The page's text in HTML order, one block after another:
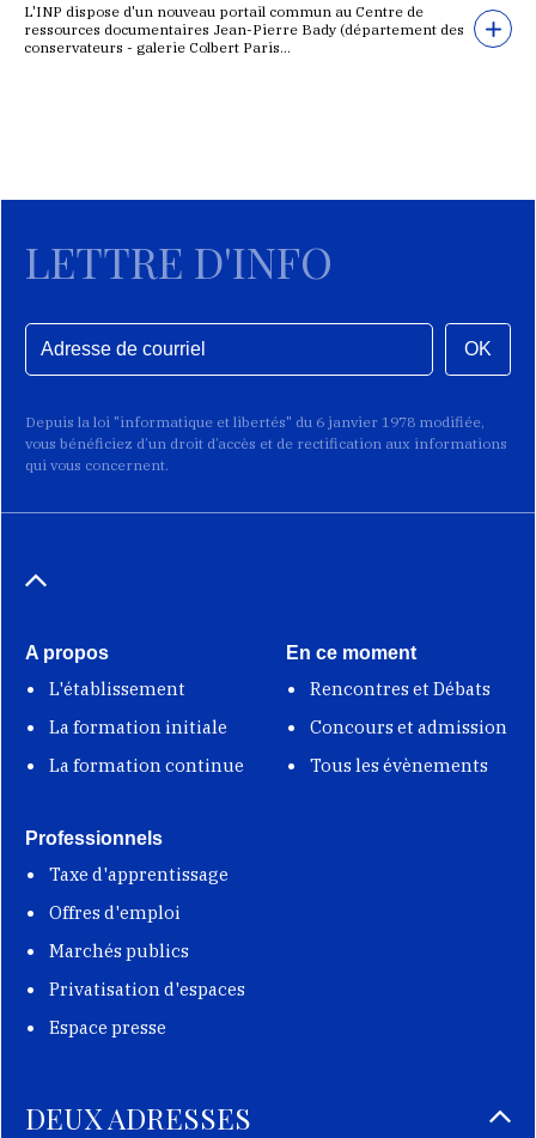
L'INP dispose d'un nouveau portail commun au Centre de
ressources documentaires Jean-Pierre Bady (département des
conservateurs - galerie Colbert Paris…
LETTRE D'INFO
OK
Depuis la loi "informatique et libertés" du 6 janvier 1978 modifiée,
vous bénéficiez d’un droit d’accès et de rectification aux informations
qui vous concernent.
A propos
L'établissement
La formation initiale
La formation continue
En ce moment
Rencontres et Débats
Concours et admission
Tous les évènements
Professionnels
Taxe d'apprentissage
Offres d'emploi
Marchés publics
Privatisation d'espaces
Espace presse
DEUX ADRESSES